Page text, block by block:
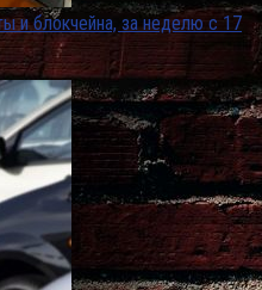
и блокчейна, за неделю с 17